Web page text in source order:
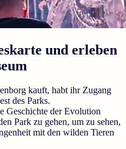
und erleben
kauft, habt ihr Zugang
des Parks.
Geschichte der Evolution
Park zu gehen, um zu sehen,
mit den wilden Tieren